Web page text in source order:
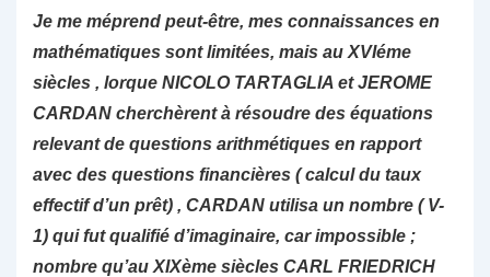
Je me méprend peut-être, mes connaissances en
mathématiques sont limitées, mais au XVIéme
siècles , lorque NICOLO TARTAGLIA et JEROME
CARDAN cherchèrent à résoudre des équations
relevant de questions arithmétiques en rapport
avec des questions financières ( calcul du taux
effectif d’un prêt) , CARDAN utilisa un nombre ( V-
1) qui fut qualifié d’imaginaire, car impossible ;
nombre qu’au XIXème siècles CARL FRIEDRICH